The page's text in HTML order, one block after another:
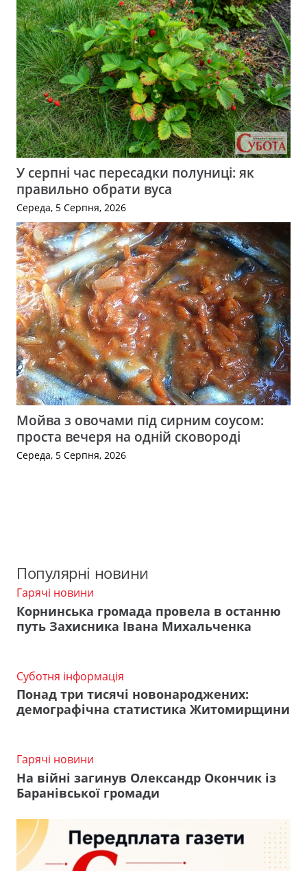
У серпні час пересадки полуниці: як
правильно обрати вуса
Середа, 5 Серпня, 2026
Мойва з овочами під сирним соусом:
проста вечеря на одній сковороді
Середа, 5 Серпня, 2026
Популярні новини
Гарячі новини
Корнинська громада провела в останню
путь Захисника Івана Михальченка
Суботня інформація
Понад три тисячі новонароджених:
демографічна статистика Житомирщини
Гарячі новини
На війні загинув Олександр Окончик із
Баранівської громади